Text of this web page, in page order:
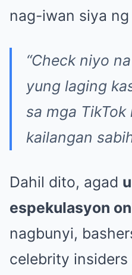
nag-iwan siya
“Check niyo
yung laging
sa mga
kailangan
Dahil dito, agad
espekulasyon
nagbunyi,
celebrity